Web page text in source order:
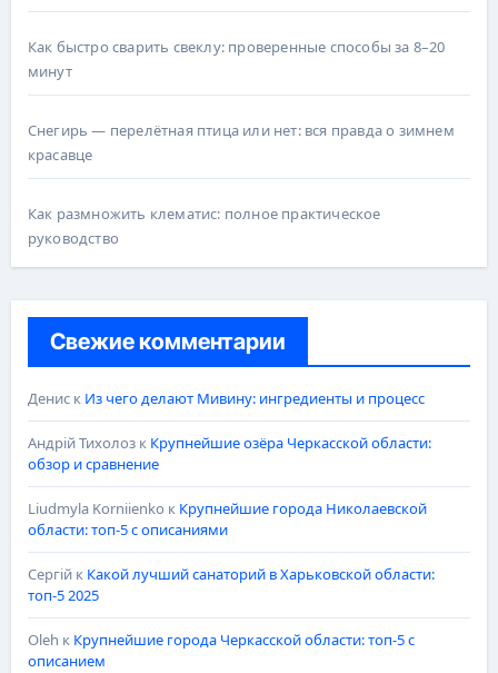
Как быстро сварить свеклу: проверенные способы за 8–20
минут
Снегирь — перелётная птица или нет: вся правда о зимнем
красавце
Как размножить клематис: полное практическое
руководство
Свежие комментарии
Дениск Из чего делают Мивину: ингредиенты и процесс
Андрій Тихолозк Крупнейшие озёра Черкасской области:
обзор и сравнение
Liudmyla Korniienko к Крупнейшие города Николаевской
области: топ-5 с описаниями
Сергійк Какой лучший санаторий в Харьковской области:
топ-5 2025
Oleh к Крупнейшие города Черкасской области: топ-5 с
описанием